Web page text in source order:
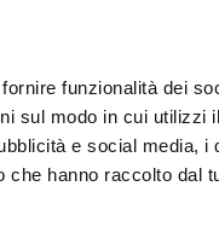
funzionalità dei
sul modo in cui utilizzi
e social media, i
che hanno raccolto dal